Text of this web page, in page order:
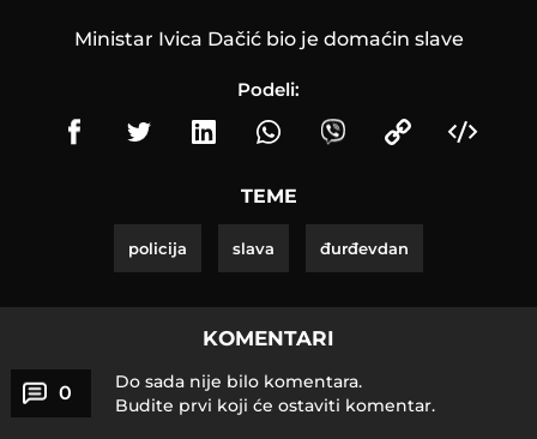
Ministar Ivica Dačić bio je domaćin slave
Podeli:
TEME
policija slava đurđevdan
KOMENTARI
0
Do sada nije bilo komentara.
Budite prvi koji će ostaviti komentar.